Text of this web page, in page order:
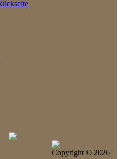
Copyright © 2026